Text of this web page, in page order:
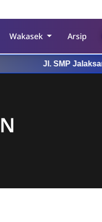
Wakasek Arsip
Jl. SMP